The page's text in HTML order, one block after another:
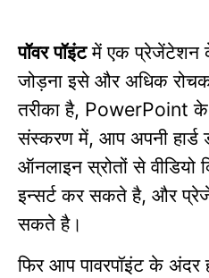
पॉवर पॉइंटमें एक प्रेजेंटेशन के
जोड़ना इसे और अधिक
तरीका है, PowerPoint के
संस्करण में, आप अपनी हार्ड
ऑनलाइन स्रोतों से
इन्सर्ट कर सकते है, और
सकते है।
फिर आप पावरपॉइंट के अंदर